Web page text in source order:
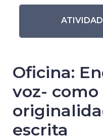
Oficina:
voz-
escrita